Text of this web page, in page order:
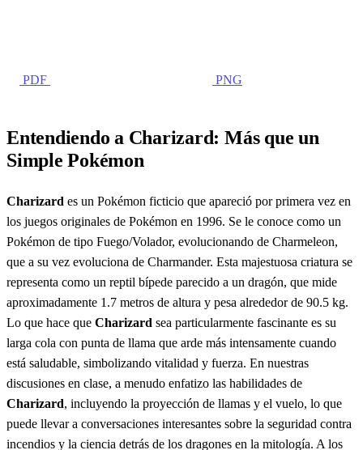
PDF PNG
Entendiendo a Charizard: Más que un
Simple Pokémon
Charizard es un Pokémon ficticio que apareció por primera vez en
los juegos originales de Pokémon en 1996. Se le conoce como un
Pokémon de tipo Fuego/Volador, evolucionando de Charmeleon,
que a su vez evoluciona de Charmander. Esta majestuosa criatura se
representa como un reptil bípede parecido a un dragón, que mide
aproximadamente 1.7 metros de altura y pesa alrededor de 90.5 kg.
Lo que hace que Charizard sea particularmente fascinante es su
larga cola con punta de llama que arde más intensamente cuando
está saludable, simbolizando vitalidad y fuerza. En nuestras
discusiones en clase, a menudo enfatizo las habilidades de
Charizard, incluyendo la proyección de llamas y el vuelo, lo que
puede llevar a conversaciones interesantes sobre la seguridad contra
incendios y la ciencia detrás de los dragones en la mitología. A los